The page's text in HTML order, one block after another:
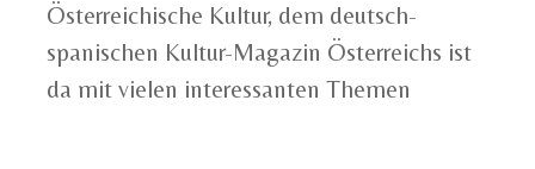
Österreichische Kultur, dem deutsch-
spanischen Kultur-Magazin Österreichs ist
da mit vielen interessanten Themen